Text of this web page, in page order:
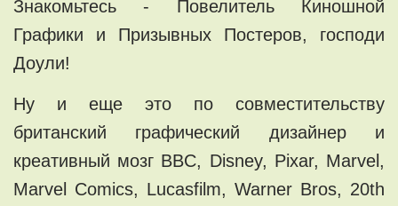
Знакомьтесь - Повелитель Киношной
Графики и Призывных Постеров, господи
Доули!
Ну и еще это по совместительству
британский графический дизайнер и
креативный мозг BBC, Disney, Pixar, Marvel,
Marvel Comics, Lucasfilm, Warner Bros, 20th